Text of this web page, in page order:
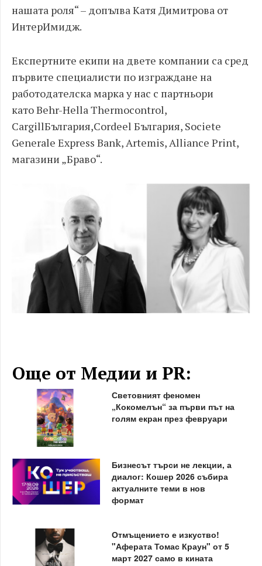
нашата роля“ – допълва Катя Димитрова от
ИнтерИмидж.
Експертните екипи на двете компании са сред
първите специалисти по изграждане на
работодателска марка у нас с партньори
като Behr-Hella Thermocontrol,
CargillБългария,Cordeel България, Societe
Generale Express Bank, Artemis, Alliance Print,
магазини „Браво“.
Още от Медии и PR:
Световният феномен
„Кокомелън“ за първи път на
голям екран през февруари
Бизнесът търси не лекции, а
диалог: Кошер 2026 събира
актуалните теми в нов
формат
Отмъщението е изкуство!
"Аферата Томас Краун" от 5
март 2027 само в кината